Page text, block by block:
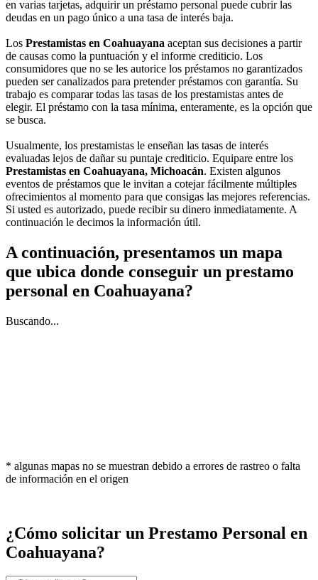
en varias tarjetas, adquirir un préstamo personal puede cubrir las
deudas en un pago único a una tasa de interés baja.
Los Prestamistas en Coahuayana aceptan sus decisiones a partir
de causas como la puntuación y el informe crediticio. Los
consumidores que no se les autorice los préstamos no garantizados
pueden ser canalizados para pretender préstamos con garantía. Su
trabajo es comparar todas las tasas de los prestamistas antes de
elegir. El préstamo con la tasa mínima, enteramente, es la opción que
se busca.
Usualmente, los prestamistas le enseñan las tasas de interés
evaluadas lejos de dañar su puntaje crediticio. Equipare entre los
Prestamistas en Coahuayana, Michoacán. Existen algunos
eventos de préstamos que le invitan a cotejar fácilmente múltiples
ofrecimientos al momento para que consigas las mejores referencias.
Si usted es autorizado, puede recibir su dinero inmediatamente. A
continuación le decimos la información útil.
A continuación, presentamos un mapa
que ubica donde conseguir un prestamo
personal en Coahuayana?
Buscando...
* algunas mapas no se muestran debido a errores de rastreo o falta
de información en el origen
¿Cómo solicitar un Prestamo Personal en
Coahuayana?